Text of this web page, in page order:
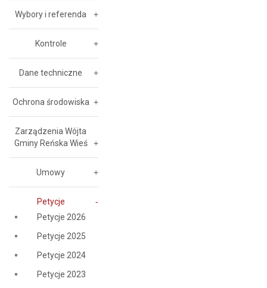
Wybory i referenda
Kontrole
Dane techniczne
Ochrona środowiska
Zarządzenia Wójta
Gminy Reńska Wieś
Umowy
Petycje
Petycje 2026
Petycje 2025
Petycje 2024
Petycje 2023